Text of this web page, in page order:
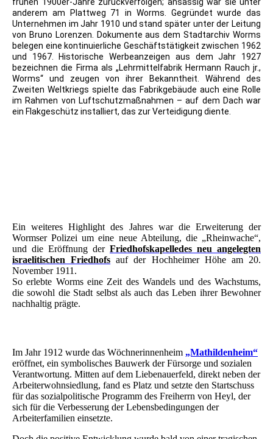
anderem am Plattweg 71 in Worms. Gegründet wurde das
Unternehmen im Jahr 1910 und stand später unter der Leitung
von Bruno Lorenzen. Dokumente aus dem Stadtarchiv Worms
belegen eine kontinuierliche Geschäftstätigkeit zwischen 1962
und 1967. Historische Werbeanzeigen aus dem Jahr 1927
bezeichnen die Firma als „Lehrmittelfabrik Hermann Rauch jr.,
Worms“ und zeugen von ihrer Bekanntheit. Während des
Zweiten Weltkriegs spielte das Fabrikgebäude auch eine Rolle
im Rahmen von Luftschutzmaßnahmen – auf dem Dach war
ein Flakgeschütz installiert, das zur Verteidigung diente.
Ein weiteres Highlight des Jahres war die Erweiterung der
Wormser Polizei um eine neue Abteilung, die „Rheinwache“,
und die Eröffnung der Friedhofskapelledes neu angelegten
israelitischen Friedhofs auf der Hochheimer Höhe am 20.
November 1911.
So erlebte Worms eine Zeit des Wandels und des Wachstums,
die sowohl die Stadt selbst als auch das Leben ihrer Bewohner
nachhaltig prägte.
Im Jahr 1912 wurde das Wöchnerinnenheim „Mathildenheim“
eröffnet, ein symbolisches Bauwerk der Fürsorge und sozialen
Verantwortung. Mitten auf dem Liebenauerfeld, direkt neben der
Arbeiterwohnsiedlung, fand es Platz und setzte den Startschuss
für das sozialpolitische Programm des Freiherrn von Heyl, der
sich für die Verbesserung der Lebensbedingungen der
Arbeiterfamilien einsetzte.